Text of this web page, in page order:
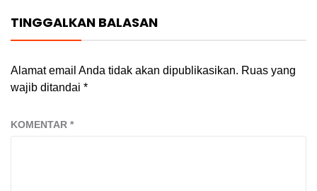
TINGGALKAN BALASAN
Alamat email Anda tidak akan dipublikasikan. Ruas yang
wajib ditandai *
KOMENTAR *